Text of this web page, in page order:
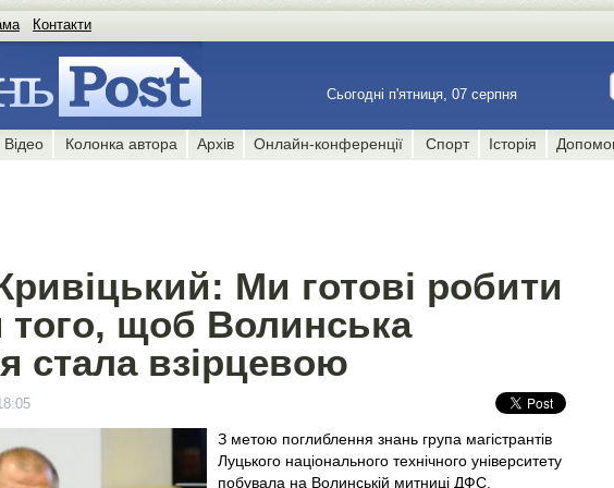
Контакти
Сьогодні п'ятниця, 07 серпня
Відео Колонка автора Архів Онлайн-конференції Спорт Історія
Ми готові робити
того, щоб Волинська
стала взірцевою
З метою поглиблення знань група магістрантів
Луцького національного технічного університету
побувала на Волинській митниці ДФС.